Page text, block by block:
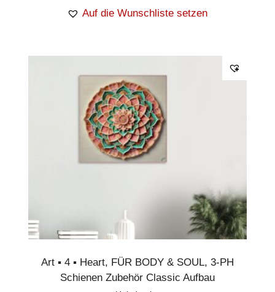
variiert – 42 mm (1,65″) in Nordamerika
und Rahmen sorgt für einen passgenauen
Auf die Wunschliste setzen
Art ▪︎ 4 ▪︎ Heart, FÜR BODY & SOUL, 3-PH
Schienen Zubehör Classic Aufbau